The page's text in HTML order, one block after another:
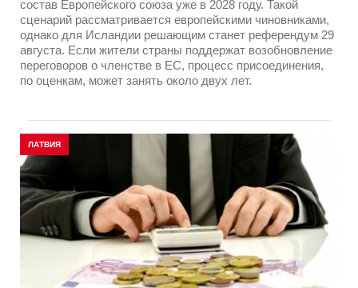
состав Европейского союза уже в 2028 году. Такой
сценарий рассматривается европейскими чиновниками,
однако для Исландии решающим станет референдум 29
августа. Если жители страны поддержат возобновление
переговоров о членстве в ЕС, процесс присоединения,
по оценкам, может занять около двух лет.
ЛАТВИЯ